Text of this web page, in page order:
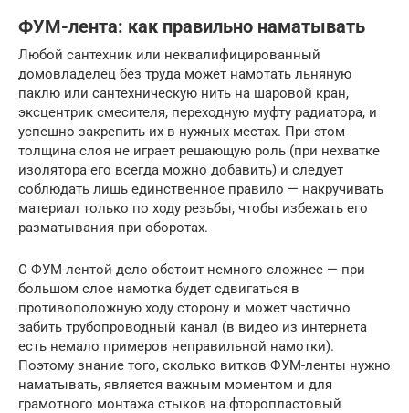
ФУМ-лента: как правильно наматывать
Любой сантехник или неквалифицированный
домовладелец без труда может намотать льняную
паклю или сантехническую нить на шаровой кран,
эксцентрик смесителя, переходную муфту радиатора, и
успешно закрепить их в нужных местах. При этом
толщина слоя не играет решающую роль (при нехватке
изолятора его всегда можно добавить) и следует
соблюдать лишь единственное правило — накручивать
материал только по ходу резьбы, чтобы избежать его
разматывания при оборотах.
С ФУМ-лентой дело обстоит немного сложнее — при
большом слое намотка будет сдвигаться в
противоположную ходу сторону и может частично
забить трубопроводный канал (в видео из интернета
есть немало примеров неправильной намотки).
Поэтому знание того, сколько витков ФУМ-ленты нужно
наматывать, является важным моментом и для
грамотного монтажа стыков на фторопластовый